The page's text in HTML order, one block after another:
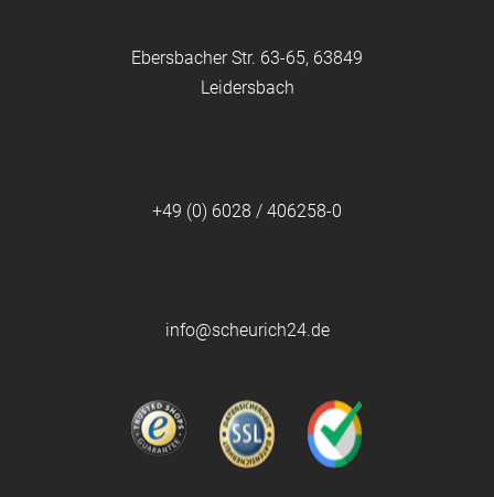
Ebersbacher Str. 63-65, 63849
Leidersbach
+49 (0) 6028 / 406258-0
info@scheurich24.de